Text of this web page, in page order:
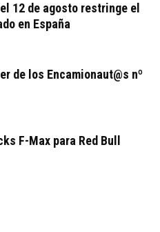
12 de agosto restringe el
en España
de los Encamionaut@s nº
F-Max para Red Bull